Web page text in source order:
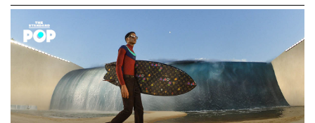
พิสูจน์อักษร: พรนภัส ชำนาญค้า
อ้างอิง:
http://asianwiki.com/Seo_Bok
TAGS: Park Bo Gum Seo Bok Gong Yoo